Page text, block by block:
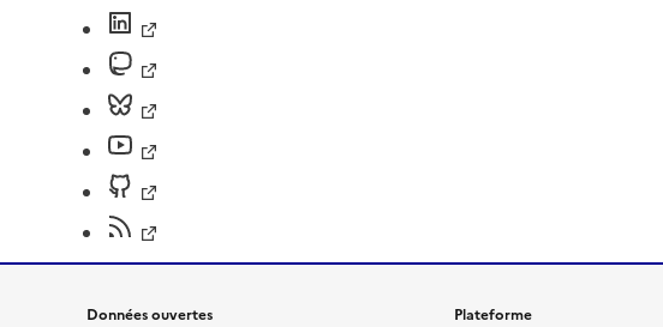
Données ouvertes
Plateforme